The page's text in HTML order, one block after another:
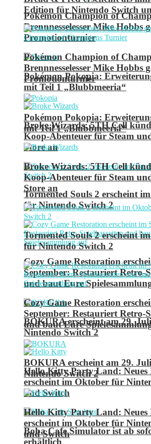
Pokémon Champion of
Brennnesselesser Mike Hobbs
Promotionturnier
Pokémon Pokopia:
mit Teil 1 „Blubbmeeria“
Broke Wizards: 5TH Cell
Koop-Abenteuer für Steam
Store an
Tormented Souls 2 erscheint
für Nintendo Switch 2
Cozy Game Restoration
September: Restauriert Retro-
und baut Eure
BOKURA erscheint am 29.
Nintendo Switch 2
Hello Kitty Party Land: Neues
erscheint im Oktober für
und Switch
Boba Cafe Simulator ist ab
erhältlich
Edition für Nintendo Switch
Pokémon Champion of
Brennnesselesser Mike Hobbs
Promotionturnier
Pokémon Pokopia:
mit Teil 1 „Blubbmeeria“
Broke Wizards: 5TH Cell
Koop-Abenteuer für Steam
Store an
Tormented Souls 2 erscheint
für Nintendo Switch 2
Cozy Game Restoration
September: Restauriert Retro-
und baut Eure
BOKURA erscheint am 29.
Nintendo Switch 2
Hello Kitty Party Land: Neues
erscheint im Oktober für
und Switch